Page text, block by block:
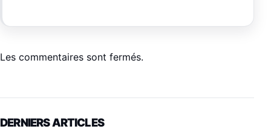
Les commentaires sont fermés.
DERNIERS ARTICLES